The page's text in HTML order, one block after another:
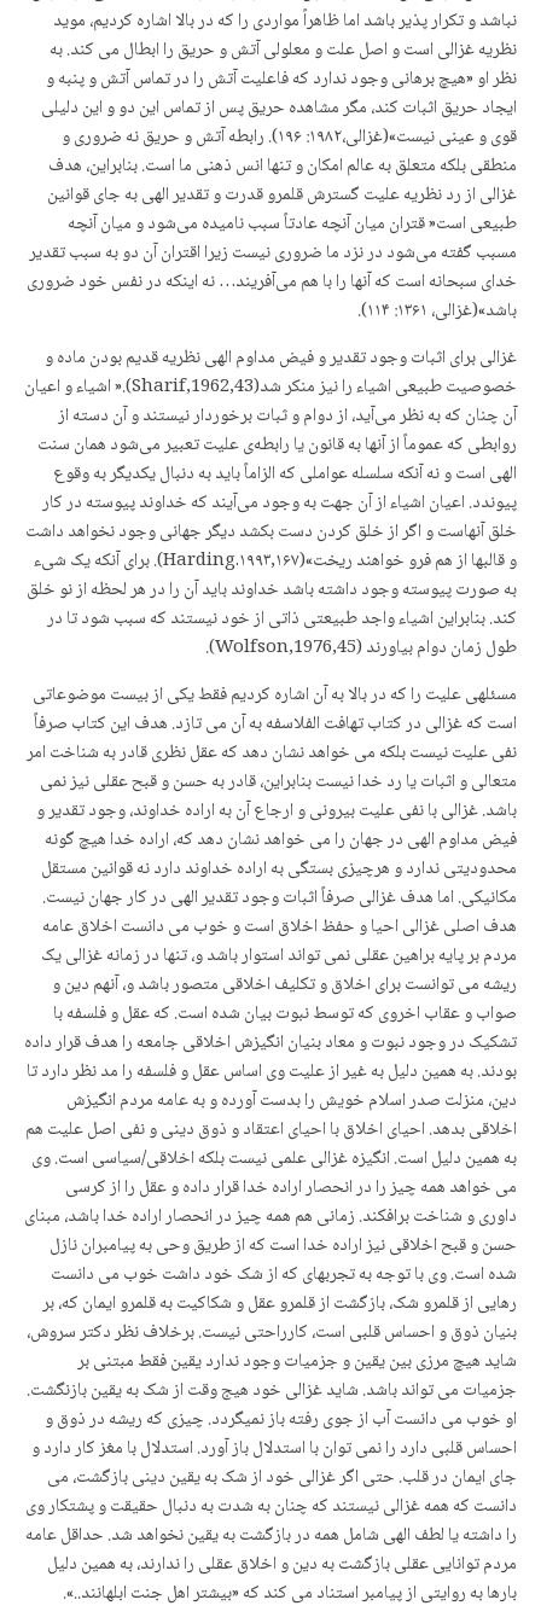
نباشد و تکرار پذیر باشد اما ظاهراً مواردی را که در بالا اشاره کردیم، موید
نظریه غزالی است و اصل علت و معلولی آتش و حریق را ابطال می کند. به
نظر او «هیچ برهانی وجود ندارد که فاعلیت آتش را در تماس آتش و پنبه و
ایجاد حریق اثبات کند، مگر مشاهده حریق پس از تماس این دو و این دلیلی
قوی و عینی نیست»(غزالی،۱۹۸۲: ۱۹۶). رابطه آتش و حریق نه ضروری و
منطقی بلکه متعلق به عالم امکان و تنها انس ذهنی ما است. بنابراین، هدف
غزالی از رد نظریه علیت گسترش قلمرو قدرت و تقدیر الهی به جای قوانین
طبیعی است« قتران‌ میان‌ آنچه‌ عادتاً سبب‌ نامیده‌ می‌شود و میان‌ آنچه‌
مسبب‌ گفته‌ می‌شود در نزد ما ضروری‌ نیست‌ زیرا اقتران‌ آن‌ دو به‌ سبب‌ تقدیر
خدای‌ سبحانه‌ است‌ که‌ آنها را با هم‌ می‌آفریند… نه‌ اینکه‌ در نفس‌ خود ضروری‌
باشد»(غزالی، ۱۳۶۱: ۱۱۴).
غزالی برای اثبات وجود تقدیر و فیض مداوم الهی نظریه قدیم بودن ماده و
خصوصیت طبیعی اشیاء را نیز منکر شد(Sharif,1962,43).« اشیاء و اعیان‌
آن‌ چنان‌ که‌ به‌ نظر می‌آید، از دوام‌ و ثبات‌ برخوردار نیستند و آن‌ دسته‌ از
روابطی‌ که‌ عموماً از آنها به‌ قانون‌ یا رابطه‌ی‌ علیت‌ تعبیر می‌شود همان‌ سنت‌
الهی‌ است‌ و نه‌ آنکه‌ سلسله‌ عواملی‌ که‌ الزاماً باید به‌ دنبال‌ یکدیگر به‌ وقوع‌
پیوندد. اعیان‌ اشیاء از آن‌ جهت‌ به‌ وجود می‌آیند که‌ خداوند پیوسته‌ در کار
خلق‌ آنهاست‌ و اگر از خلق‌ کردن‌ دست‌ بکشد دیگر جهانی‌ وجود نخواهد داشت‌
و قالبها از هم‌ فرو خواهند ریخت»(Harding.۱۹۹۳,۱۶۷).‌ برای‌ آنکه‌ یک‌ شی‌ء
به‌ صورت‌ پیوسته‌ وجود داشته‌ باشد خداوند باید آن‌ را در هر لحظه‌ از نو خلق‌
کند. بنابراین‌ اشیاء واجد طبیعتی‌ ذاتی‌ از خود نیستند که‌ سبب‌ شود تا در
طول‌ زمان‌ دوام‌ بیاورند (Wolfson,1976,45).
مسئله­ی علیت را که در بالا به آن اشاره کردیم فقط یکی از بیست موضوعاتی
است که غزالی در کتاب تهافت الفلاسفه به آن می تازد. هدف این کتاب صرفاً
نفی علیت نیست بلکه می خواهد نشان دهد که عقل نظری قادر به شناخت امر
متعالی و اثبات یا رد خدا نیست بنابراین، قادر به حسن و قبح عقلی نیز نمی
باشد. غزالی با نفی علیت بیرونی و ارجاع آن به اراده خداوند، وجود تقدیر و
فیض مداوم الهی در جهان را می خواهد نشان دهد که، اراده خدا هیچ گونه
محدودیتی ندارد و هرچیزی بستگی به اراده خداوند دارد نه قوانین مستقل
مکانیکی. اما هدف غزالی صرفاً اثبات وجود تقدیر الهی در کار جهان نیست.
هدف اصلی غزالی احیا و حفظ اخلاق است و خوب می دانست اخلاق عامه
مردم بر پایه براهین عقلی نمی تواند استوار باشد و، تنها در زمانه غزالی یک
ریشه می توانست برای اخلاق و تکلیف اخلاقی متصور باشد و، آن­هم دین و
صواب و عقاب اخروی که توسط نبوت بیان شده است. که عقل و فلسفه با
تشکیک در وجود نبوت و معاد بنیان انگیزش اخلاقی جامعه را هدف قرار داده
بودند. به همین دلیل به غیر از علیت وی اساس عقل و فلسفه را مد نظر دارد تا
دین، منزلت صدر اسلام خویش را بدست آورده و به عامه مردم انگیزش
اخلاقی بدهد. احیای اخلاق با احیای اعتقاد و ذوق دینی و نفی اصل علیت هم
به همین دلیل است. انگیزه غزالی علمی نیست بلکه اخلاقی/سیاسی است. وی
می خواهد همه چیز را در انحصار اراده خدا قرار داده و عقل را از کرسی
داوری و شناخت برافکند. زمانی هم همه چیز در انحصار اراده خدا باشد، مبنای
حسن و قبح اخلاقی نیز اراده خدا است که از طریق وحی به پیامبران نازل
شده است. وی با توجه به تجربه­ای که از شک خود داشت خوب می دانست
رهایی از قلمرو شک، بازگشت از قلمرو عقل و شکاکیت به قلمرو ایمان که، بر
بنیان ذوق و احساس قلبی است، کارراحتی نیست. برخلاف نظر دکتر سروش،
شاید هیچ مرزی بین یقین و جزمیات وجود ندارد یقین فقط مبتنی بر
جزمیات می تواند باشد. شاید غزالی خود هیج وقت از شک به یقین بازنگشت.
او خوب می دانست آب از جوی رفته باز نمی­گردد. چیزی که ریشه در ذوق و
احساس قلبی دارد را نمی توان با استدلال باز آورد. استدلال با مغز کار دارد و
جای ایمان در قلب. حتی اگر غزالی خود از شک به یقین دینی بازگشت، می
دانست که همه غزالی نیستند که چنان به شدت به دنبال حقیقت و پشتکار وی
را داشته یا لطف الهی شامل همه در بازگشت به یقین نخواهد شد. حداقل عامه
مردم توانایی عقلی بازگشت به دین و اخلاق عقلی را ندارند، به همین دلیل
بارها به روایتی از پیامبر استناد می کند که «بیشتر اهل جنت ابلهانند..».